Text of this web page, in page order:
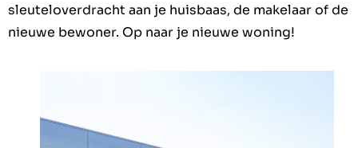
sleuteloverdracht aan je huisbaas, de makelaar of de
nieuwe bewoner. Op naar je nieuwe woning!